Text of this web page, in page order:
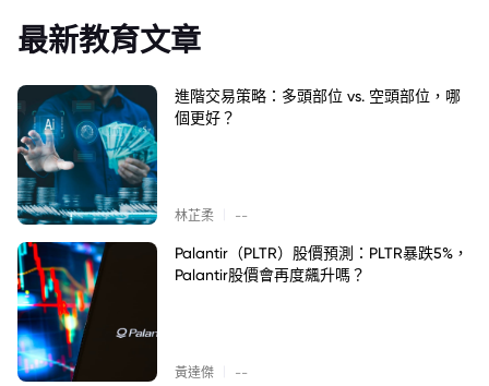
最新教育文章
進階交易策略：多頭部位 vs. 空頭部位，哪
個更好？
林芷柔 --
Palantir（PLTR）股價預測：PLTR暴跌5%，
Palantir股價會再度飆升嗎？
黃達傑 --